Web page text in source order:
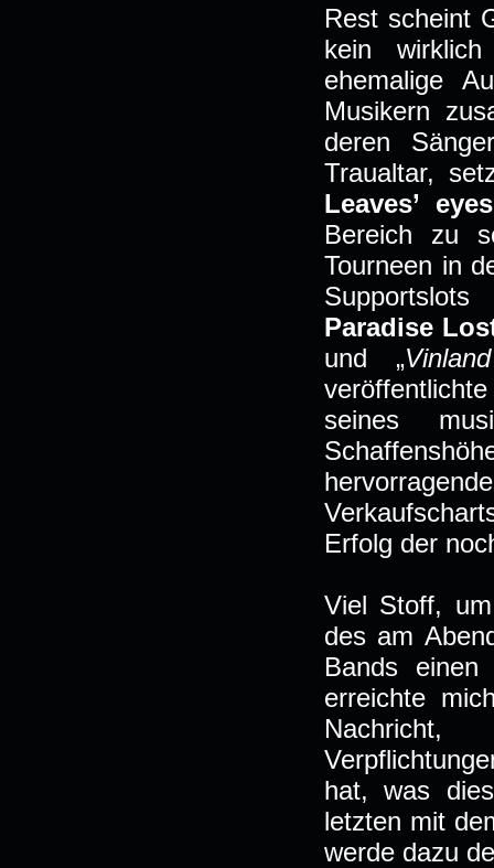
Rest scheint
kein
ehemalige
Musikern
deren
Traualtar,
Leaves’ eyes
Bereich zu
Tourneen in
Paradise
und „
seines
Erfolg der
Viel Stoff,
des am
Bands
erreichte
Nachricht,
hat, was
letzten mit
werde dazu